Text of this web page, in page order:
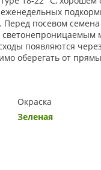
Перед посевом
появляются
оберегать от
Окраска
Зеленая